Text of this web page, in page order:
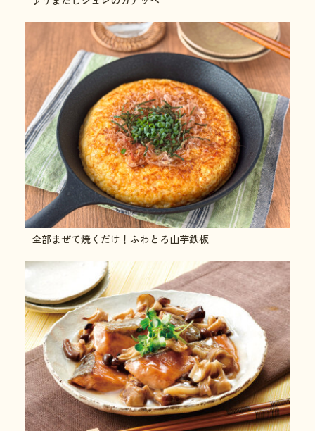
全部まぜて焼くだけ！ふわとろ山芋鉄板